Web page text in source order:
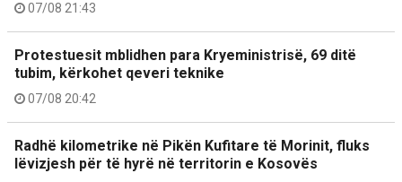
07/08 21:43
Protestuesit mblidhen para Kryeministrisë, 69 ditë
tubim, kërkohet qeveri teknike
07/08 20:42
Radhë kilometrike në Pikën Kufitare të Morinit, fluks
lëvizjesh për të hyrë në territorin e Kosovës